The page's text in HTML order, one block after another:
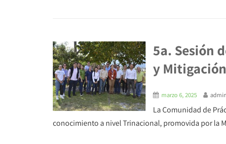
5a. Sesión
y
marzo 6, 2025 admin
La Comunidad de
conocimiento a nivel Trinacional, promovida por la